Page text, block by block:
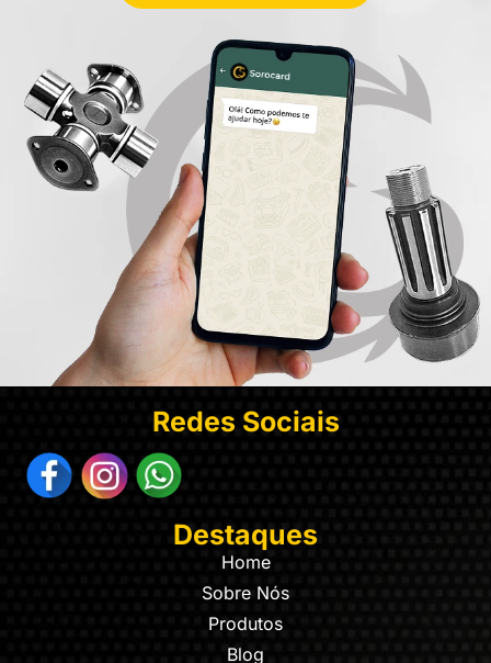
Redes Sociais
Destaques
Home
Sobre Nós
Produtos
Blog